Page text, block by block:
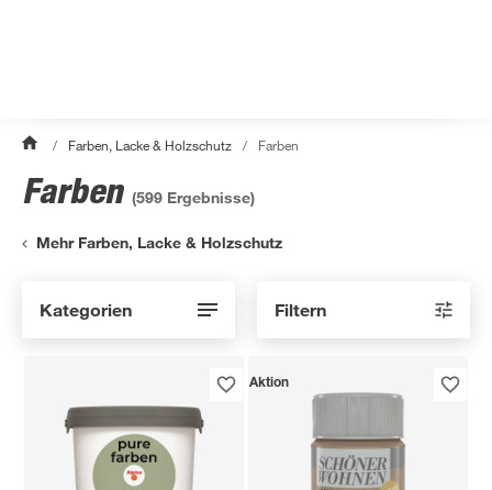
/ Farben, Lacke & Holzschutz / Farben
Farben (599 Ergebnisse)
Mehr Farben, Lacke & Holzschutz
Kategorien Filtern
Aktion